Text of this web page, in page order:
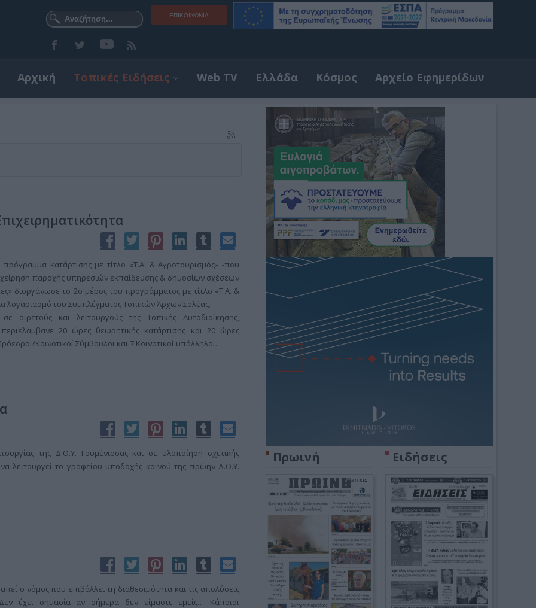
ΕΠΙΚΟΙΝΩΝΊΑ
Αρχική Τοπικές Ειδήσεις Web TV Ελλάδα Κόσμος Αρχείο Εφημερίδων
κατάρτισης με τίτλο «Τ.Α. & Αγροτουρισμός» -που
παροχής υπηρεσιών εκπαίδευσης & δημοσίων σχέσεων
διοργάνωσε το 2ο μέρος του προγράμματος με τίτλο «Τ.Α. &
λογαριασμό του Συμπλέγματος Τοπικών Άρχων Σολέας.
αιρετούς και λειτουργούς της Τοπικής Αυτοδιοίκησης,
20 ώρες θεωρητικής κατάρτισης και 20 ώρες
Κοινοτικοί Σύμβουλοι και 7 Κοινοτικοί υπάλληλοι.
της Δ.Ο.Υ. Γουμένισσας και σε υλοποίηση σχετικής
λειτουργεί το γραφείου υποδοχής κοινού της πρώην Δ.Ο.Υ.
ο νόμος που επιβάλλει τη διαθεσιμότητα και τις απολύσεις
έχει σημασία αν σήμερα δεν είμαστε εμείς… Κάποιοι
Πρωινή Ειδήσεις